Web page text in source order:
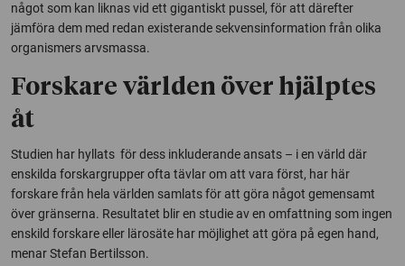
något som kan liknas vid ett gigantiskt pussel, för att därefter
jämföra dem med redan existerande sekvensinformation från olika
organismers arvsmassa.
Forskare världen över hjälptes
åt
Studien har hyllats för dess inkluderande ansats – i en värld där
enskilda forskargrupper ofta tävlar om att vara först, har här
forskare från hela världen samlats för att göra något gemensamt
över gränserna. Resultatet blir en studie av en omfattning som ingen
enskild forskare eller lärosäte har möjlighet att göra på egen hand,
menar Stefan Bertilsson.